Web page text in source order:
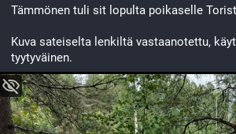
Tämmönen tuli sit lopulta poikaselle
Kuva sateiselta lenkiltä vastaanotettu,
tyytyväinen.